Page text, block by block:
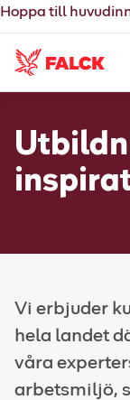
Hoppa till
Vi erbjuder
hela landet
våra
arbetsmiljö,